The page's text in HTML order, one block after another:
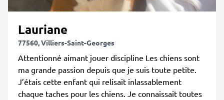
Lauriane
77560, Villiers-Saint-Georges
Attentionné aimant jouer discipline Les chiens sont
ma grande passion depuis que je suis toute petite.
J’étais cette enfant qui relisait inlassablement
chaque taches pour les chiens. Je connaissait toutes